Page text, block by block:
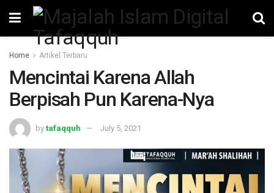
Home Artikel Terbaru
Mencintai Karena Allah
Berpisah Pun Karena-Nya
by tafaqquh July 5, 2021